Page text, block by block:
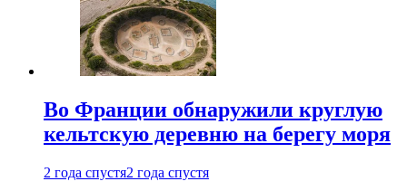
Во Франции обнаружили круглую
кельтскую деревню на берегу моря
2 года спустя2 года спустя